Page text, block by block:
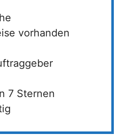
vorhanden
7 Sternen